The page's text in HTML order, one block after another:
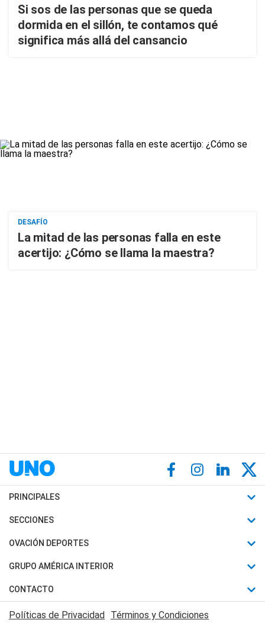
Si sos de las personas que se queda
dormida en el sillón, te contamos qué
significa más allá del cansancio
DESAFÍO
La mitad de las personas falla en este
acertijo: ¿Cómo se llama la maestra?
PRINCIPALES
Últimas Noticias
Política
Judiciales
Economia
SECCIONES
Horóscopo
Motores
Trucos caseros
Series y Películas
OVACIÓN DEPORTES
Fútbol
Mundial
Automovilismo
GRUPO AMÉRICA INTERIOR
Canal 7 en Vivo
CONTACTO
Acerca de Nosotros
Políticas de Privacidad Términos y Condiciones